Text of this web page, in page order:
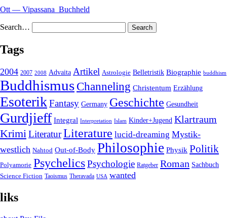
Ott — Vipassana_Buchheld
Search…
Tags
2004 2007 2008 Advaita Artikel Astrologie Belletristik Biographie buddhism
Buddhismus Channeling Christentum Erzählung
EsoterikFantasy Germany Geschichte Gesundheit
Gurdjieff Integral Interpretation Islam Kinder+Jugend Klartraum
KrimiLiteraturLiterature lucid-dreaming Mystik-
westlich Nahtod Out-of-Body Philosophie Physik Politik
Polyamorie Psychelics Psychologie Ratgeber Roman Sachbuch
Science Fiction Taoismus Theravada USA wanted
liks